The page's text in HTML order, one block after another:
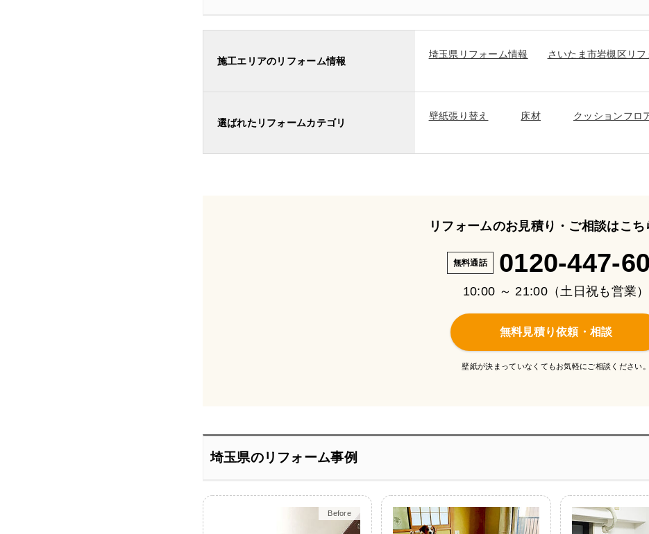
施工エリアのリフォーム情報
埼玉県リフォーム情報 さいたま市岩槻区リ
選ばれたリフォームカテゴリ
壁紙張り替え 床材 クッションフロ
リフォームのお見積り・ご相談はこち
無料通話 0120-447-
10:00 ～ 21:00（土日祝も営業）
無料見積り依頼・相談
壁紙が決まっていなくてもお気軽にご相談ください。
埼玉県のリフォーム事例
Before
After